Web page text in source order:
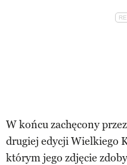
W końcu zachęcony
drugiej edycji Wielkiego
którym jego zdjęcie